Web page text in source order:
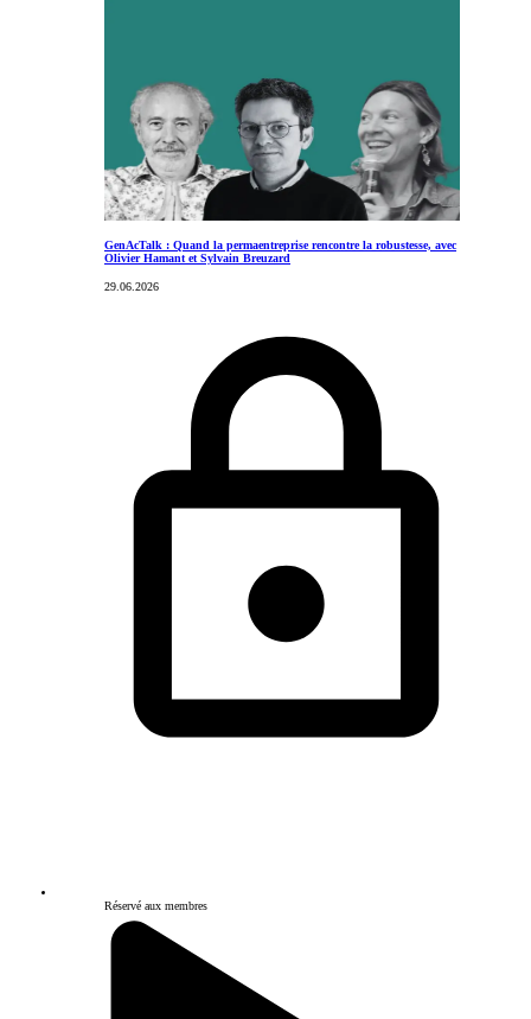
GenAcTalk : Quand la permaentreprise rencontre la robustesse, avec
Olivier Hamant et Sylvain Breuzard
29.06.2026
Réservé aux membres